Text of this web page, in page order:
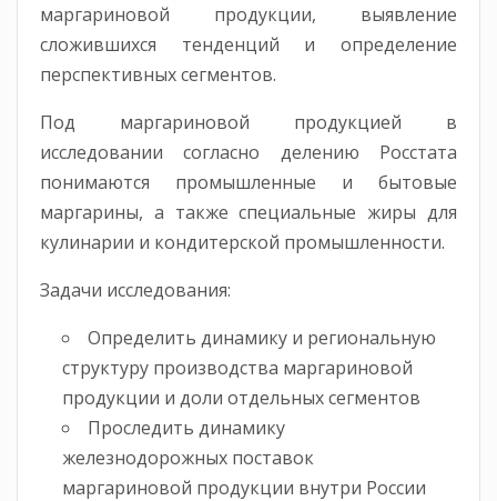
маргариновой продукции, выявление
сложившихся тенденций и определение
перспективных сегментов.
Под маргариновой продукцией в
исследовании согласно делению Росстата
понимаются промышленные и бытовые
маргарины, а также специальные жиры для
кулинарии и кондитерской промышленности.
Задачи исследования:
Определить динамику и региональную
структуру производства маргариновой
продукции и доли отдельных сегментов
Проследить динамику
железнодорожных поставок
маргариновой продукции внутри России